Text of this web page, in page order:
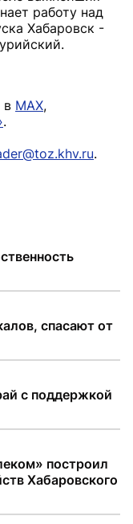
работу над
Хабаровск -
в MAX,
.
.
спасают от
с поддержкой
построил
Хабаровского